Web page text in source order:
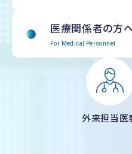
医療関係者の方
For Medical Personnel
外来担当医